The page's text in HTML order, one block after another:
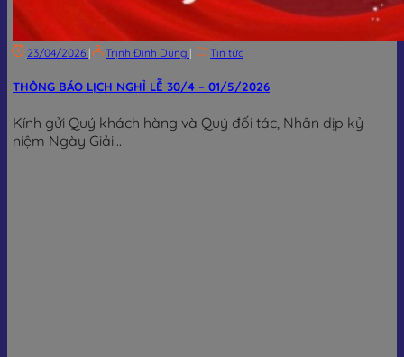
23/04/2026 | Trịnh Đình Dũng | Tin tức
THÔNG BÁO LỊCH NGHỈ LỄ 30/4 – 01/5/2026
Kính gửi Quý khách hàng và Quý đối tác, Nhân dịp kỷ
niệm Ngày Giải...